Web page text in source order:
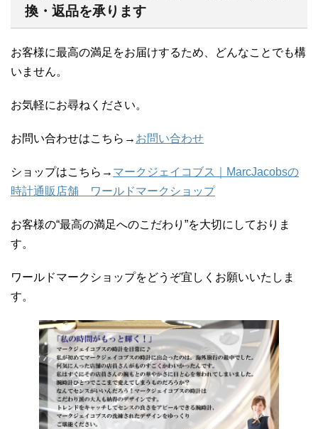
換・返品を承ります
お客様に最高の満足をお届けするため、どんなことでも構
いません。
お気軽にお尋ねください。
お問い合わせはこちら→ お問い合わせ
ショップはこちら→ マークジェイコブス｜MarcJacobsの
時計通販店舗 ワールドマークショップ
お客様の“最高の満足へのこだわり”を大切にしておりま
す。
ワールドマークショップをどうぞ宜しくお願いいたしま
す。